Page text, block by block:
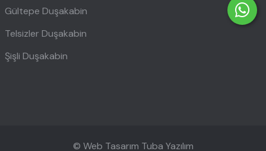
Gültepe Duşakabin
Telsizler Duşakabin
Şişli Duşakabin
© Web Tasarım Tuba Yazılım